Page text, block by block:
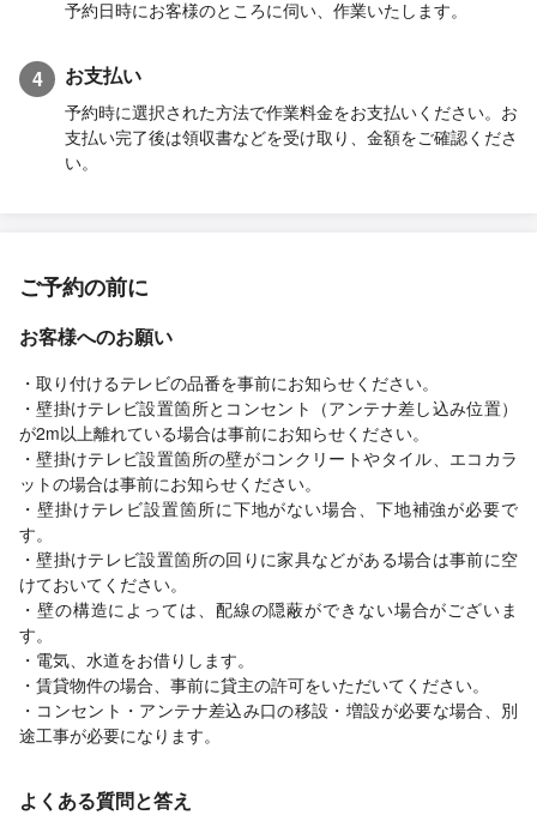
予約日時にお客様のところに伺い、作業いたします。
4 お支払い
予約時に選択された方法で作業料金をお支払いください。お
支払い完了後は領収書などを受け取り、金額をご確認くださ
い。
ご予約の前に
お客様へのお願い
・取り付けるテレビの品番を事前にお知らせください。
・壁掛けテレビ設置箇所とコンセント（アンテナ差し込み位置）
が2m以上離れている場合は事前にお知らせください。
・壁掛けテレビ設置箇所の壁がコンクリートやタイル、エコカラ
ットの場合は事前にお知らせください。
・壁掛けテレビ設置箇所に下地がない場合、下地補強が必要で
す。
・壁掛けテレビ設置箇所の回りに家具などがある場合は事前に空
けておいてください。
・壁の構造によっては、配線の隠蔽ができない場合がございま
す。
・電気、水道をお借りします。
・賃貸物件の場合、事前に貸主の許可をいただいてください。
・コンセント・アンテナ差込み口の移設・増設が必要な場合、別
途工事が必要になります。
よくある質問と答え